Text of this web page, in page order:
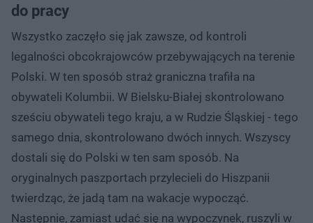
do pracy
Wszystko zaczęło się jak zawsze, od kontroli
legalności obcokrajowców przebywających na terenie
Polski. W ten sposób straż graniczna trafiła na
obywateli Kolumbii. W Bielsku-Białej skontrolowano
sześciu obywateli tego kraju, a w Rudzie Śląskiej - tego
samego dnia, skontrolowano dwóch innych. Wszyscy
dostali się do Polski w ten sam sposób. Na
oryginalnych paszportach przylecieli do Hiszpanii
twierdząc, że jadą tam na wakacje wypocząć.
Następnie, zamiast udać się na wypoczynek, ruszyli w